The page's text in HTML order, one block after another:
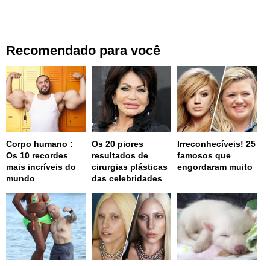
Recomendado para você
Corpo humano :
Os 10 recordes
mais incríveis do
mundo
Os 20 piores
resultados de
cirurgias plásticas
das celebridades
Irreconhecíveis! 25
famosos que
engordaram muito